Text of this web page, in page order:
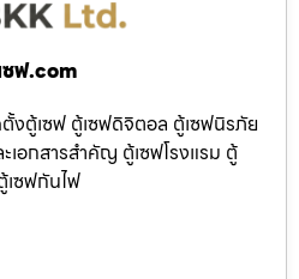
ซฟ.com
งตู้เซฟ ตู้เซฟดิจิตอล ตู้เซฟนิรภัย
เอกสารสำคัญ ตู้เซฟโรงแรม ตู้
เซฟกันไฟ